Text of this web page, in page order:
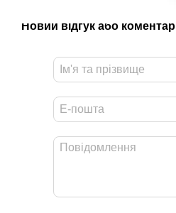
Новий відгук або коментар